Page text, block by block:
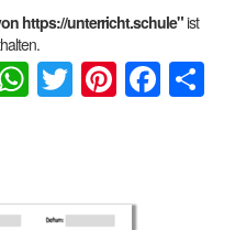
https://unterricht.schule"ist
WhatsApp
Twitter